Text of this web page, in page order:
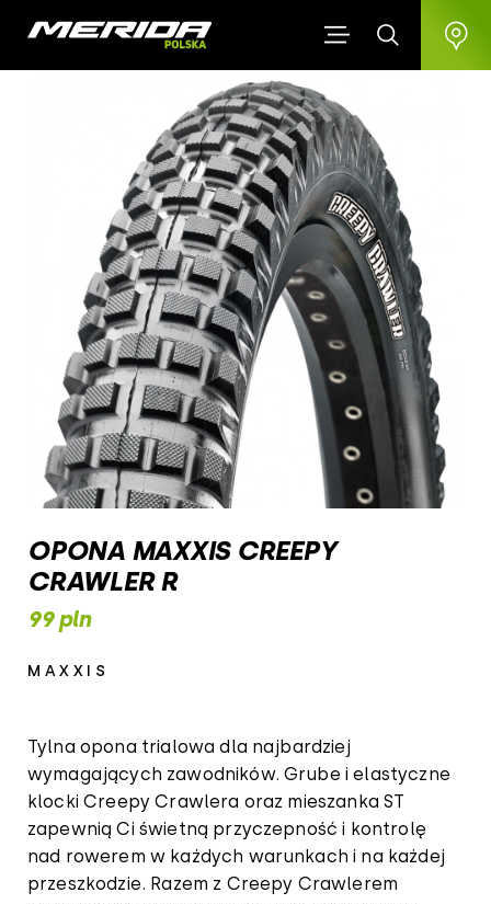
OPONA MAXXIS CREEPY
CRAWLER R
99 pln
MAXXIS
Tylna opona trialowa dla najbardziej
wymagających zawodników. Grube i elastyczne
klocki Creepy Crawlera oraz mieszanka ST
zapewnią Ci świetną przyczepność i kontrolę
nad rowerem w każdych warunkach i na każdej
przeszkodzie. Razem z Creepy Crawlerem